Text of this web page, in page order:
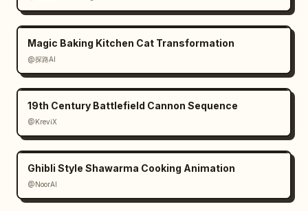
Magic Baking Kitchen Cat Transformation
@探路AI
19th Century Battlefield Cannon Sequence
@KreviX
Ghibli Style Shawarma Cooking Animation
@NoorAI